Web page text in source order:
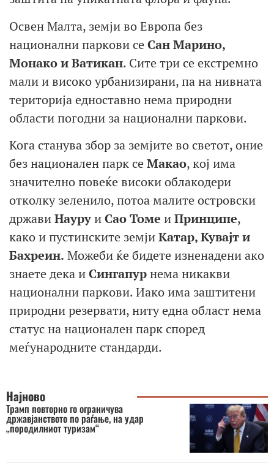
Освен Малта, земји во Европа без
национални паркови се Сан Марино,
Монако и Ватикан. Сите три се екстремно
мали и високо урбанизирани, па на нивната
територија едноставно нема природни
области погодни за национални паркови.
Кога станува збор за земјите во светот, оние
без национален парк се Макао, кој има
значително повеќе високи облакодери
отколку зеленило, потоа малите островски
државиНауруиСао Томе иПринципе,
како и пустинските земјиКатар, Кувајт и
Бахреин. Можеби ќе бидете изненадени ако
знаете дека иСингапурнема никакви
национални паркови. Иако има заштитени
природни резервати, ниту една област нема
статус на национален парк според
меѓународните стандарди.
Најново
Трамп повторно го ограничува
државјанството по раѓање, на удар
„породилниот туризам“